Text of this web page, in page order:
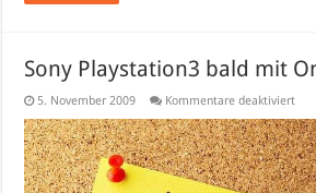
Sony Playstation3 bald mit
5. November 2009 Kommentare deaktiviertfür
mit